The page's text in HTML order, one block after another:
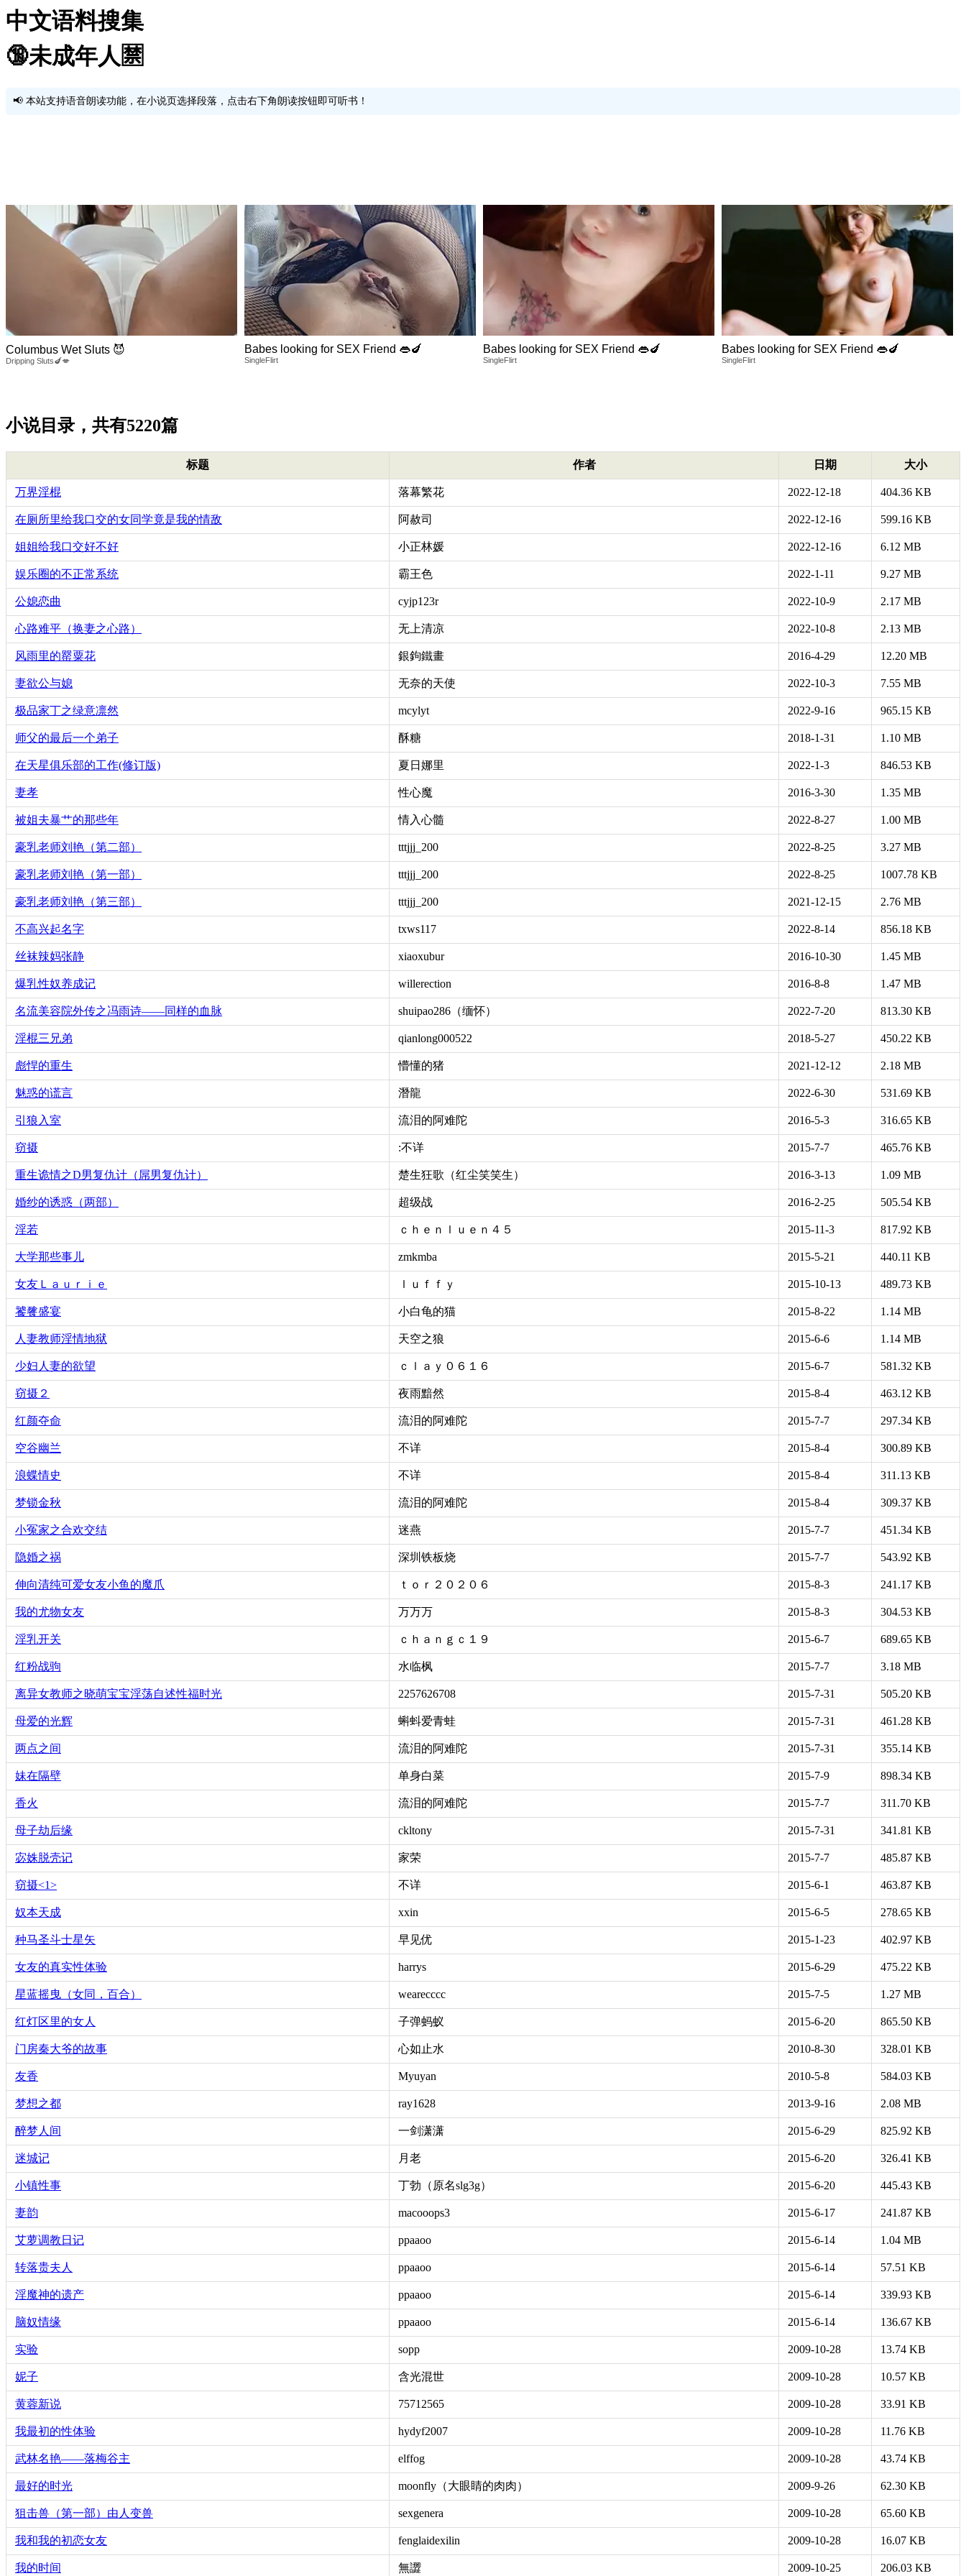
中文语料搜集
🔞未成年人🈲️
📢 本站支持语音朗读功能，在小说页选择段落，点击右下角朗读按钮即可听书！
Columbus Wet Sluts 😈
Dripping Sluts🍆💋
Babes looking for SEX Friend 👄🍆
SingleFlirt
Babes looking for SEX Friend 👄🍆
SingleFlirt
Babes looking for SEX Friend 👄🍆
SingleFlirt
小说目录，共有5220篇
标题 作者 日期 大小
万界淫棍 落幕繁花 2022-12-18 404.36 KB
在厕所里给我口交的女同学竟是我的情敌 阿赦司 2022-12-16 599.16 KB
姐姐给我口交好不好 小正林媛 2022-12-16 6.12 MB
娱乐圈的不正常系统 霸王色 2022-1-11 9.27 MB
公媳恋曲 cyjp123r 2022-10-9 2.17 MB
心路难平（换妻之心路） 无上清凉 2022-10-8 2.13 MB
风雨里的罂粟花 銀鉤鐵畫 2016-4-29 12.20 MB
妻欲公与媳 无奈的天使 2022-10-3 7.55 MB
极品家丁之绿意凛然 mcylyt 2022-9-16 965.15 KB
师父的最后一个弟子 酥糖 2018-1-31 1.10 MB
在天星俱乐部的工作(修订版) 夏日娜里 2022-1-3 846.53 KB
妻孝 性心魔 2016-3-30 1.35 MB
被姐夫暴艹的那些年 情入心髓 2022-8-27 1.00 MB
豪乳老师刘艳（第二部） tttjjj_200 2022-8-25 3.27 MB
豪乳老师刘艳（第一部） tttjjj_200 2022-8-25 1007.78 KB
豪乳老师刘艳（第三部） tttjjj_200 2021-12-15 2.76 MB
不高兴起名字 txws117 2022-8-14 856.18 KB
丝袜辣妈张静 xiaoxubur 2016-10-30 1.45 MB
爆乳性奴养成记 willerection 2016-8-8 1.47 MB
名流美容院外传之冯雨诗——同样的血脉 shuipao286（缅怀） 2022-7-20 813.30 KB
淫棍三兄弟 qianlong000522 2018-5-27 450.22 KB
彪悍的重生 懵懂的猪 2021-12-12 2.18 MB
魅惑的谎言 潛龍 2022-6-30 531.69 KB
引狼入室 流泪的阿难陀 2016-5-3 316.65 KB
窃摄 :不详 2015-7-7 465.76 KB
重生诡情之D男复仇计（屌男复仇计） 楚生狂歌（红尘笑笑生） 2016-3-13 1.09 MB
婚纱的诱惑（两部） 超级战 2016-2-25 505.54 KB
淫若 ｃｈｅｎｌｕｅｎ４５ 2015-11-3 817.92 KB
大学那些事儿 zmkmba 2015-5-21 440.11 KB
女友Ｌａｕｒｉｅ ｌｕｆｆｙ 2015-10-13 489.73 KB
饕餮盛宴 小白龟的猫 2015-8-22 1.14 MB
人妻教师淫情地狱 天空之狼 2015-6-6 1.14 MB
少妇人妻的欲望 ｃｌａｙ０６１６ 2015-6-7 581.32 KB
窃摄２ 夜雨黯然 2015-8-4 463.12 KB
红颜夺命 流泪的阿难陀 2015-7-7 297.34 KB
空谷幽兰 不详 2015-8-4 300.89 KB
浪蝶情史 不详 2015-8-4 311.13 KB
梦锁金秋 流泪的阿难陀 2015-8-4 309.37 KB
小冤家之合欢交结 迷燕 2015-7-7 451.34 KB
隐婚之祸 深圳铁板烧 2015-7-7 543.92 KB
伸向清纯可爱女友小鱼的魔爪 ｔｏｒ２０２０６ 2015-8-3 241.17 KB
我的尤物女友 万万万 2015-8-3 304.53 KB
淫乳开关 ｃｈａｎｇｃ１９ 2015-6-7 689.65 KB
红粉战驹 水临枫 2015-7-7 3.18 MB
离异女教师之晓萌宝宝淫荡自述性福时光 2257626708 2015-7-31 505.20 KB
母爱的光辉 蝌蚪爱青蛙 2015-7-31 461.28 KB
两点之间 流泪的阿难陀 2015-7-31 355.14 KB
妹在隔壁 单身白菜 2015-7-9 898.34 KB
香火 流泪的阿难陀 2015-7-7 311.70 KB
母子劫后缘 ckltony 2015-7-31 341.81 KB
宓姝脱壳记 家荣 2015-7-7 485.87 KB
窃摄<1> 不详 2015-6-1 463.87 KB
奴本天成 xxin 2015-6-5 278.65 KB
种马圣斗士星矢 早见优 2015-1-23 402.97 KB
女友的真实性体验 harrys 2015-6-29 475.22 KB
星蓝摇曳（女同，百合） wearecccc 2015-7-5 1.27 MB
红灯区里的女人 子弹蚂蚁 2015-6-20 865.50 KB
门房秦大爷的故事 心如止水 2010-8-30 328.01 KB
友香 Myuyan 2010-5-8 584.03 KB
梦想之都 ray1628 2013-9-16 2.08 MB
醉梦人间 一剑潇潇 2015-6-29 825.92 KB
迷城记 月老 2015-6-20 326.41 KB
小镇性事 丁勃（原名slg3g） 2015-6-20 445.43 KB
妻韵 macooops3 2015-6-17 241.87 KB
艾萝调教日记 ppaaoo 2015-6-14 1.04 MB
转落贵夫人 ppaaoo 2015-6-14 57.51 KB
淫魔神的遗产 ppaaoo 2015-6-14 339.93 KB
脑奴情缘 ppaaoo 2015-6-14 136.67 KB
实验 sopp 2009-10-28 13.74 KB
妮子 含光混世 2009-10-28 10.57 KB
黄蓉新说 75712565 2009-10-28 33.91 KB
我最初的性体验 hydyf2007 2009-10-28 11.76 KB
武林名艳——落梅谷主 elffog 2009-10-28 43.74 KB
最好的时光 moonfly（大眼睛的肉肉） 2009-9-26 62.30 KB
狙击兽（第一部）由人变兽 sexgenera 2009-10-28 65.60 KB
我和我的初恋女友 fenglaidexilin 2009-10-28 16.07 KB
我的时间 無譅 2009-10-25 206.03 KB